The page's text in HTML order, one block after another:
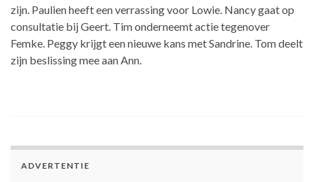
zijn. Paulien heeft een verrassing voor Lowie. Nancy gaat op
consultatie bij Geert. Tim onderneemt actie tegenover
Femke. Peggy krijgt een nieuwe kans met Sandrine. Tom deelt
zijn beslissing mee aan Ann.
ADVERTENTIE